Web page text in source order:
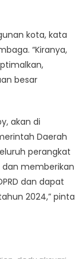
kota, kata
“Kiranya,
besar
akan di
Daerah
perangkat
memberikan
dan dapat
2024,” pinta